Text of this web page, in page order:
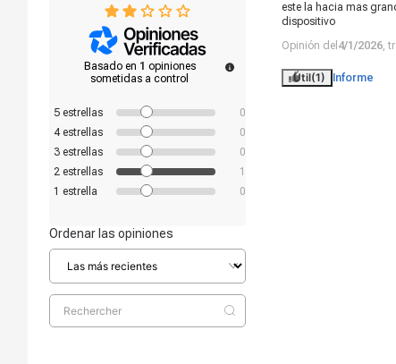
Basado en 1 opiniones
sometidas a control
5 estrellas
0
4estrellas
0
3 estrellas
0
2 estrellas
1
1 estrella 0
Ordenar las opiniones
este la hacia mas
dispositivo
Opinión del 4/1/2026,
Útil(1) Informe